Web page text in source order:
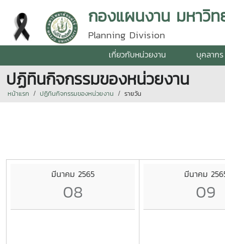
กองแผนงาน มหาวิท
Planning Division
เกี่ยวกับหน่วยงาน บุคลากร
ปฏิทินกิจกรรมของหน่วยงาน
หน้าแรก ปฏิทินกิจกรรมของหน่วยงาน รายวัน
มีนาคม 2565
08
มีนาคม
09